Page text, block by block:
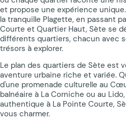
et propose une expérience
la tranquille Plagette, en passant
Courte et Quartier Haut, Sète se
différents quartiers, chacun avec
trésors à explorer.
Le plan des quartiers de Sète est
aventure urbaine riche et variée.
d'une promenade culturelle au
balnéaire à La Corniche ou au
authentique à La Pointe Courte,
vous charmer.